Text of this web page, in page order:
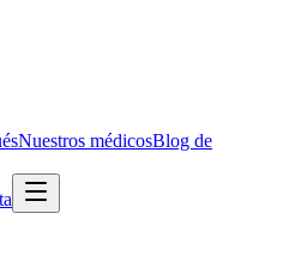
Nuestros médicosBlog de